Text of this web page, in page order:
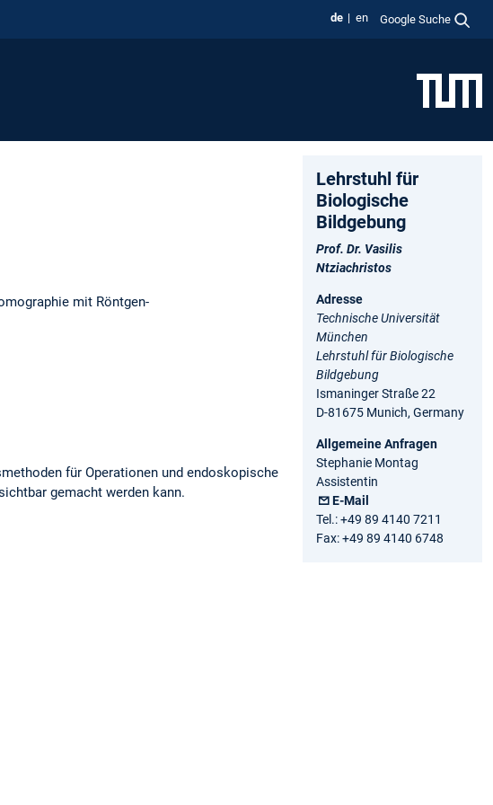
de en Google Suche
mit Röntgen-
für Operationen und endoskopische
gemacht werden kann.
Lehrstuhl für
Biologische
Bildgebung
Prof. Dr. Vasilis
Ntziachristos
Adresse
Technische Universität
München
Lehrstuhl für Biologische
Bildgebung
Ismaninger Straße 22
D-81675 Munich, Germany
Allgemeine Anfragen
Stephanie Montag
Assistentin
E-Mail
Tel.: +49 89 4140 7211
Fax: +49 89 4140 6748